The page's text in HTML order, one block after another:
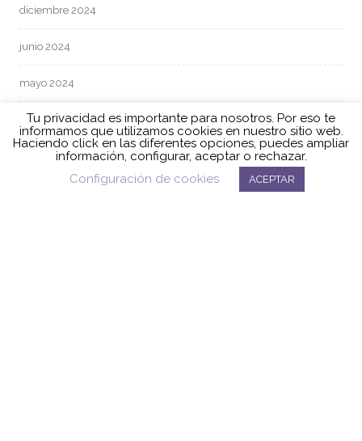
diciembre 2024
junio 2024
mayo 2024
abril 2024
marzo 2024
Tu privacidad es importante para nosotros. Por eso te
informamos que utilizamos cookies en nuestro sitio web.
Haciendo click en las diferentes opciones, puedes ampliar
información, configurar, aceptar o rechazar.
Configuración de cookies
ACEPTAR